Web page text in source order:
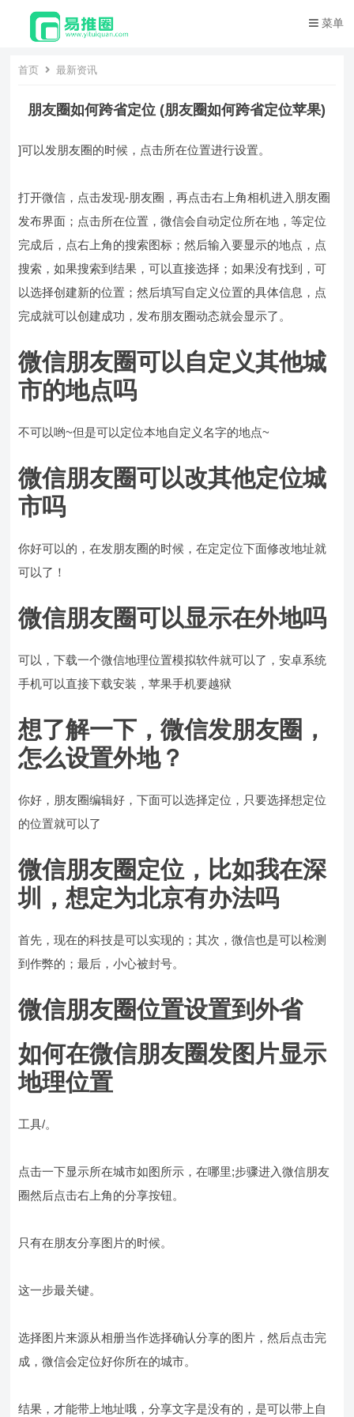
菜单
首页 最新资讯
朋友圈如何跨省定位 (朋友圈如何跨省定位苹果)
]可以发朋友圈的时候，点击所在位置进行设置。
打开微信，点击发现-朋友圈，再点击右上角相机进入朋友圈
发布界面；点击所在位置，微信会自动定位所在地，等定位
完成后，点右上角的搜索图标；然后输入要显示的地点，点
搜索，如果搜索到结果，可以直接选择；如果没有找到，可
以选择创建新的位置；然后填写自定义位置的具体信息，点
完成就可以创建成功，发布朋友圈动态就会显示了。
微信朋友圈可以自定义其他城
市的地点吗
不可以哟~但是可以定位本地自定义名字的地点~
微信朋友圈可以改其他定位城
市吗
你好可以的，在发朋友圈的时候，在定定位下面修改地址就
可以了！
微信朋友圈可以显示在外地吗
可以，下载一个微信地理位置模拟软件就可以了，安卓系统
手机可以直接下载安装，苹果手机要越狱
想了解一下，微信发朋友圈，
怎么设置外地？
你好，朋友圈编辑好，下面可以选择定位，只要选择想定位
的位置就可以了
微信朋友圈定位，比如我在深
圳，想定为北京有办法吗
首先，现在的科技是可以实现的；其次，微信也是可以检测
到作弊的；最后，小心被封号。
微信朋友圈位置设置到外省
如何在微信朋友圈发图片显示
地理位置
工具/。
点击一下显示所在城市如图所示，在哪里;步骤进入微信朋友
圈然后点击右上角的分享按钮。
只有在朋友分享图片的时候。
这一步最关键。
选择图片来源从相册当作选择确认分享的图片，然后点击完
成，微信会定位好你所在的城市。
结果，才能带上地址哦，分享文字是没有的，是可以带上自